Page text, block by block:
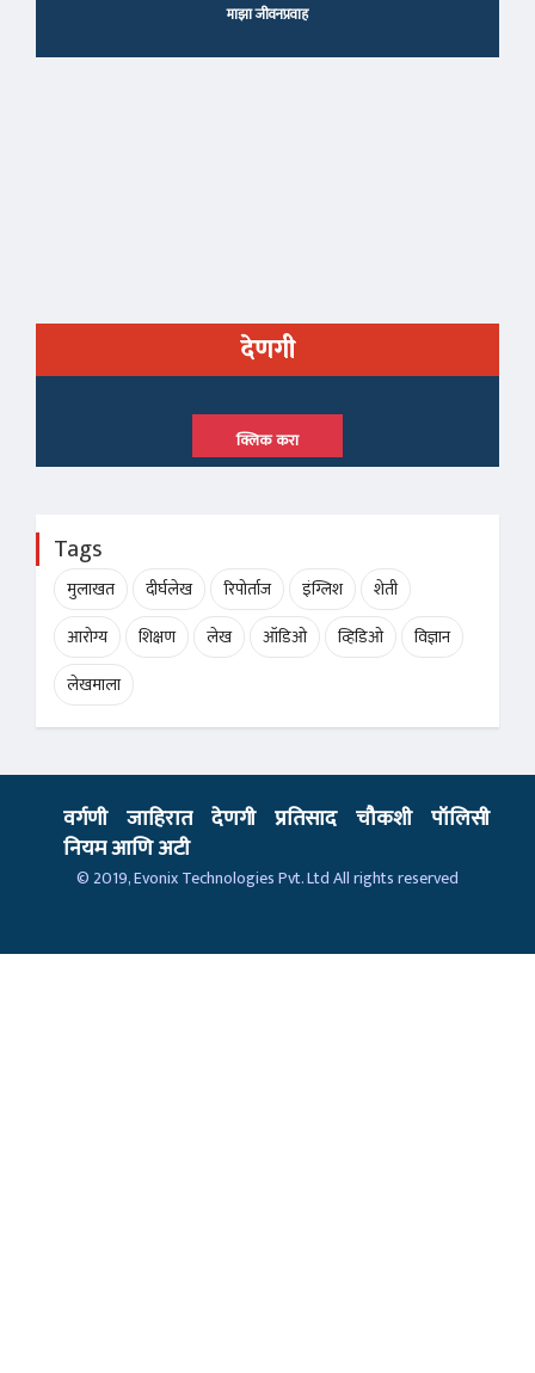
माझा जीवनप्रवाह
देणगी
क्लिक करा
Tags
मुलाखत दीर्घलेख रिपोर्ताज इंग्लिश
शेती
आरोग्य
शिक्षण लेख ऑडिओ व्हिडिओ
विज्ञान
लेखमाला
वर्गणी जाहिरात देणगी प्रतिसाद चौकशी पॉलिसी
नियम आणि अटी
© 2019,Evonix Technologies Pvt. LtdAll rights reserved